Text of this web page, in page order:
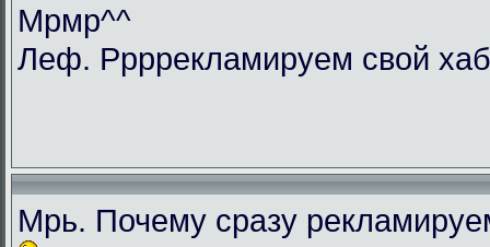
Мрмр^^
Леф. Ррррекламируем свой
Мрь. Почему сразу